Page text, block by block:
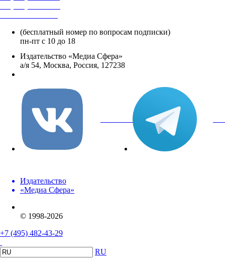
(бесплатный номер по вопросам подписки)
пн-пт с 10 до 18
Издательство «Медиа Сфера»
а/я 54, Москва, Россия, 127238
вКонтакте
Издательство
«Медиа Сфера»
© 1998-2026
+7 (495) 482-43-29
RU